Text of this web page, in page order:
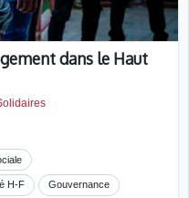
dans le Haut
H-F Gouvernance